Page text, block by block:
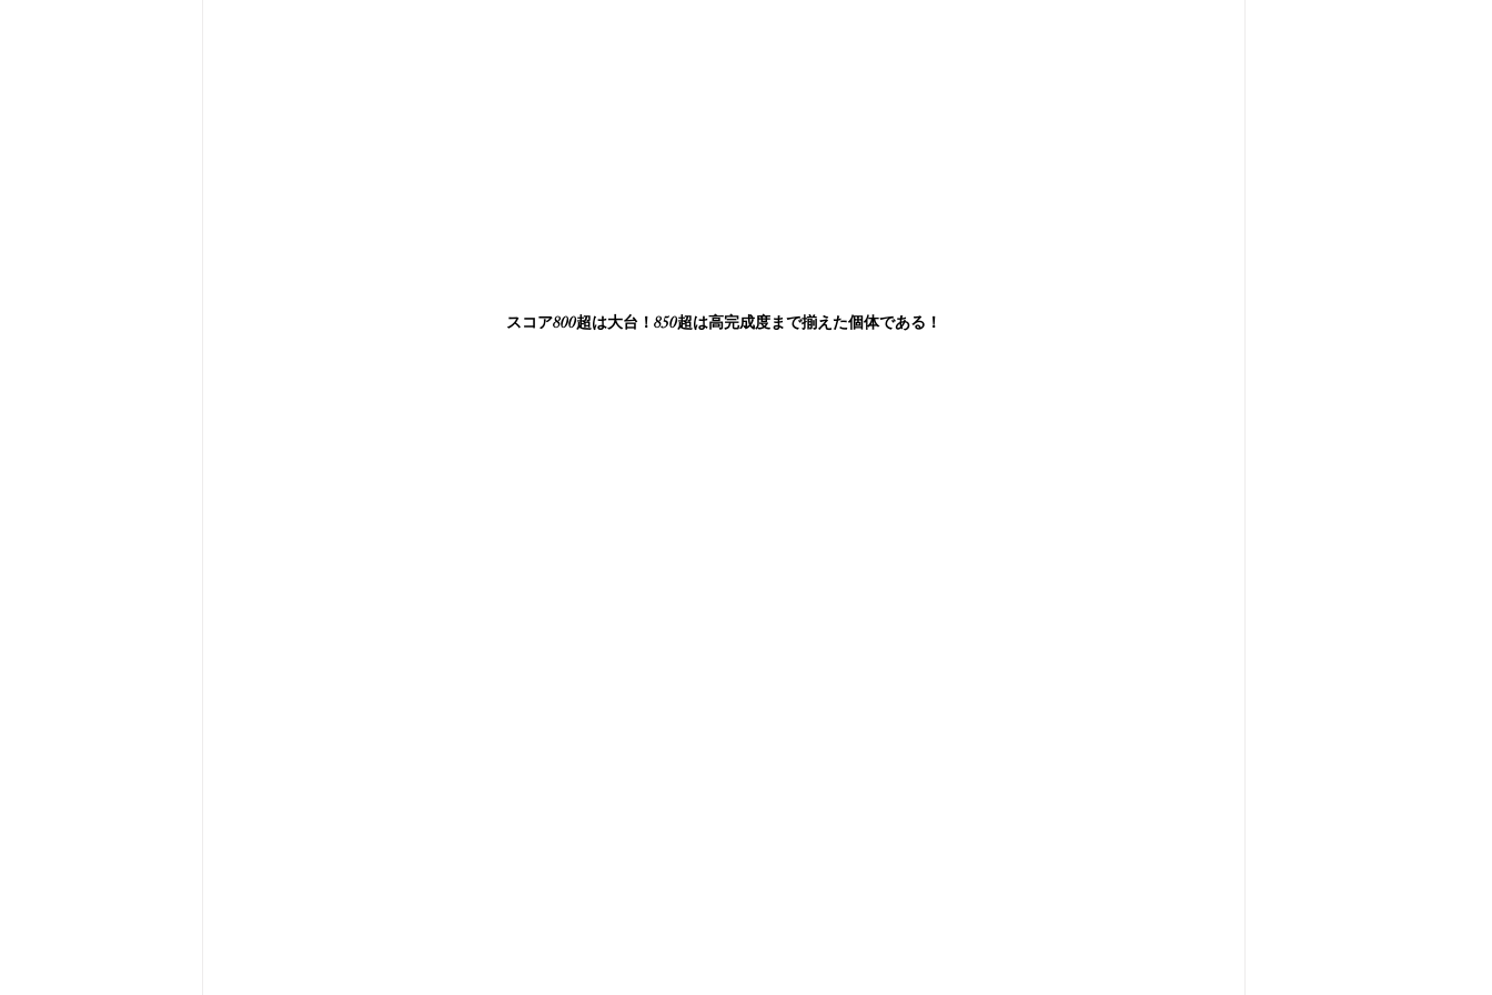
スコア800超は大台！850超は高完成度まで揃えた個体である！